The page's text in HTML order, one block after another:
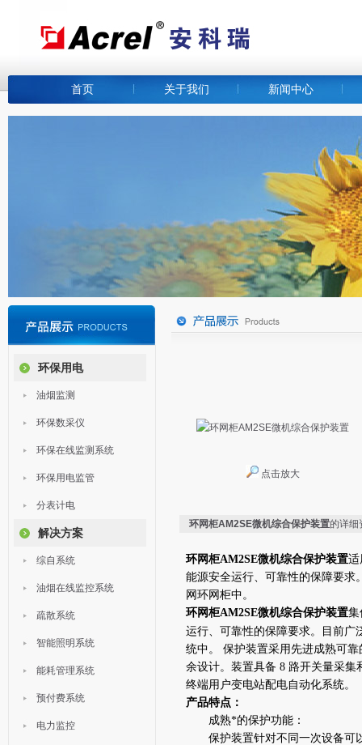
首页 关于我们 新闻中心
环保用电
油烟监测
环保数采仪
环保在线监测系统
环保用电监管
分表计电
解决方案
综自系统
油烟在线监控系统
疏散系统
智能照明系统
能耗管理系统
预付费系统
电力监控
点击放大
环网柜AM2SE微机综合保护装置的详细
环网柜AM2SE微机综合保护装置适
能源安全运行、可靠性的保障要求
网环网柜中。
环网柜AM2SE微机综合保护装置集
运行、可靠性的保障要求。目前广
统中。 保护装置采用先进成熟可
余设计。装置具备 8 路开关量采集
终端用户变电站配电自动化系统。
产品特点：
成熟*的保护功能：
保护装置针对不同一次设备可以